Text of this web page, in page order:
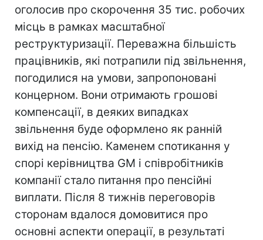
оголосив про скорочення 35 тис. робочих
місць в рамках масштабної
реструктуризації. Переважна більшість
працівників, які потрапили під звільнення,
погодилися на умови, запропоновані
концерном. Вони отримають грошові
компенсації, в деяких випадках
звільнення буде оформлено як ранній
вихід на пенсію. Каменем спотикання у
спорі керівництва GM і співробітників
компанії стало питання про пенсійні
виплати. Після 8 тижнів переговорів
сторонам вдалося домовитися про
основні аспекти операції, в результаті